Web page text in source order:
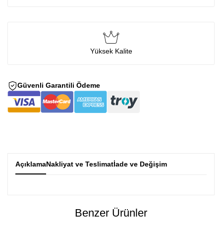
Yüksek Kalite
Güvenli Garantili Ödeme
AçıklamaNakliyat ve Teslimatİade ve Değişim
Benzer Ürünler